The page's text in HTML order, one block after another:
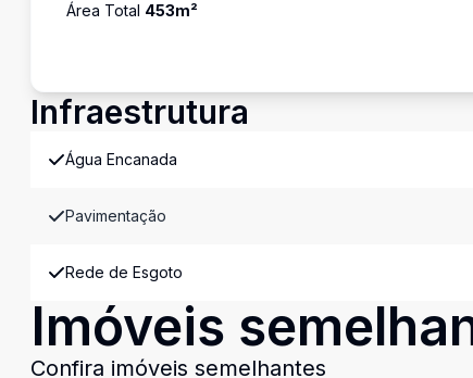
Área Total 453m²
Infraestrutura
Água Encanada
Pavimentação
Rede de Esgoto
Imóveis
Confira imóveis semelhantes